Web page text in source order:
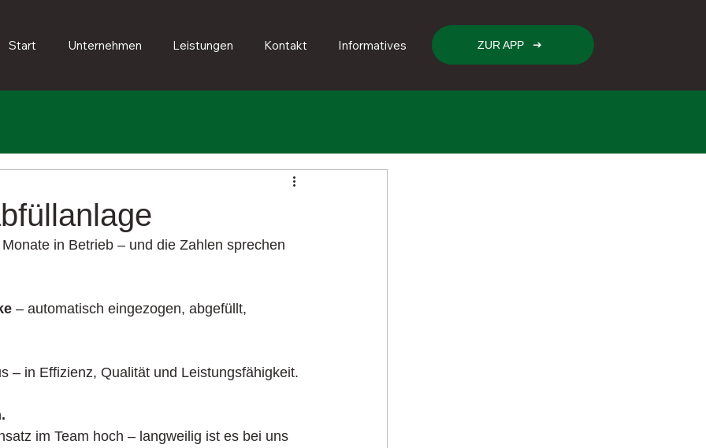
Start Unternehmen Leistungen Kontakt Informatives ZUR APP
in Betrieb – und die Zahlen sprechen
– automatisch eingezogen, abgefüllt,
– in Effizienz, Qualität und Leistungsfähigkeit.
im Team hoch – langweilig ist es bei uns